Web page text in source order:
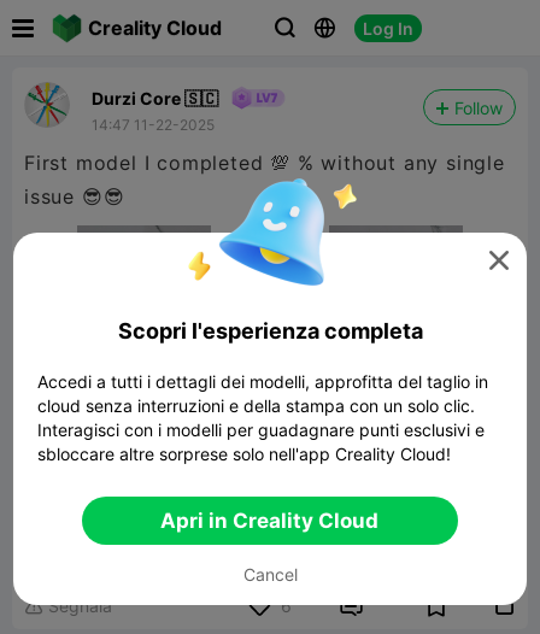
Creality Cloud   Log In
Durzi Core 🇸🇨
14:47 11-22-2025
Follow
First model I completed 💯 % without any single
issue 😎😎
GIRL FACE PLANTER
109.92MB Modelli Correlati
 Segnala 6  

Scopri l'esperienza completa
Accedi a tutti i dettagli dei modelli, approfitta del taglio in
cloud senza interruzioni e della stampa con un solo clic.
Interagisci con i modelli per guadagnare punti esclusivi e
sbloccare altre sorprese solo nell'app Creality Cloud!
Apri in Creality Cloud
Cancel